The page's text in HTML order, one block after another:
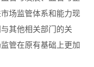
场监管体系和能力现
其他相关部门的关
管在原有基础上更加